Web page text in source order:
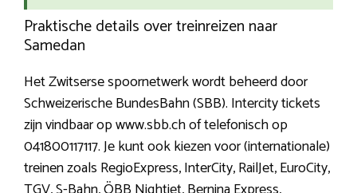
Praktische details over treinreizen naar
Samedan
Het Zwitserse spoornetwerk wordt beheerd door
Schweizerische BundesBahn (SBB). Intercity tickets
zijn vindbaar op www.sbb.ch of telefonisch op
041800117117. Je kunt ook kiezen voor (internationale)
treinen zoals RegioExpress, InterCity, RailJet, EuroCity,